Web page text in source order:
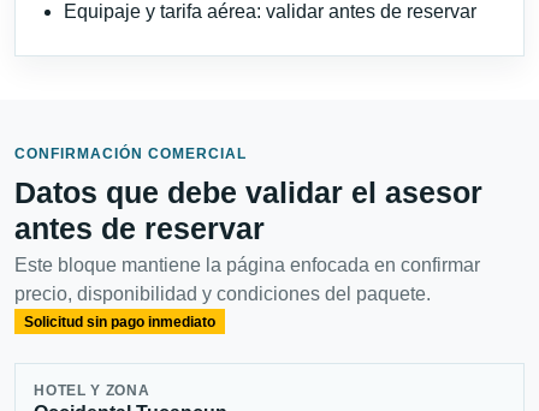
Equipaje y tarifa aérea: validar antes de reservar
CONFIRMACIÓN COMERCIAL
Datos que debe validar el asesor
antes de reservar
Este bloque mantiene la página enfocada en confirmar
precio, disponibilidad y condiciones del paquete.
Solicitud sin pago inmediato
HOTEL Y ZONA